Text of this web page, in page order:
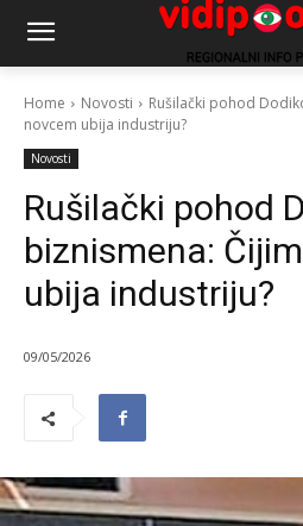
Home Novosti
Rušilački pohod
novcem ubija industriju?
Novosti
Rušilački pohod
biznismena:
ubija industriju?
09/05/2026